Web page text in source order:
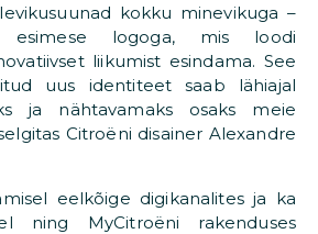
kokku minevikuga –
esimese logoga, mis loodi
liikumist esindama. See
uus identiteet saab lähiajal
ja nähtavamaks osaks meie
Citroëni disainer Alexandre
eelkõige digikanalites ja ka
ning MyCitroëni rakenduses